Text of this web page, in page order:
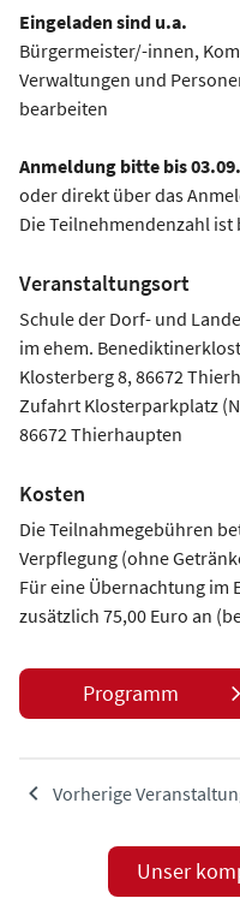
Eingeladen sind u.a.
Bürgermeister/-innen,
Verwaltungen und
bearbeiten
Anmeldung bitte bis
oder direkt über das
Die Teilnehmendenzahl ist
Veranstaltungsort
Schule der Dorf- und
im ehem.
Klosterberg 8, 86672
Zufahrt Klosterparkplatz
86672 Thierhaupten
Kosten
Die Teilnahmegebühren
Verpflegung (ohne
Für eine Übernachtung im
zusätzlich 75,00 Euro an
Programm
Vorherige
Unser